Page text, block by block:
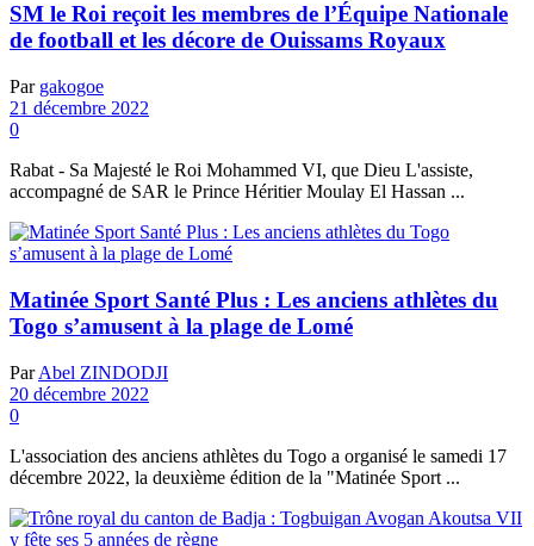
SM le Roi reçoit les membres de l’Équipe Nationale
de football et les décore de Ouissams Royaux
Par gakogoe
21 décembre 2022
0
Rabat - Sa Majesté le Roi Mohammed VI, que Dieu L'assiste,
accompagné de SAR le Prince Héritier Moulay El Hassan ...
Matinée Sport Santé Plus : Les anciens athlètes du
Togo s’amusent à la plage de Lomé
Par Abel ZINDODJI
20 décembre 2022
0
L'association des anciens athlètes du Togo a organisé le samedi 17
décembre 2022, la deuxième édition de la "Matinée Sport ...